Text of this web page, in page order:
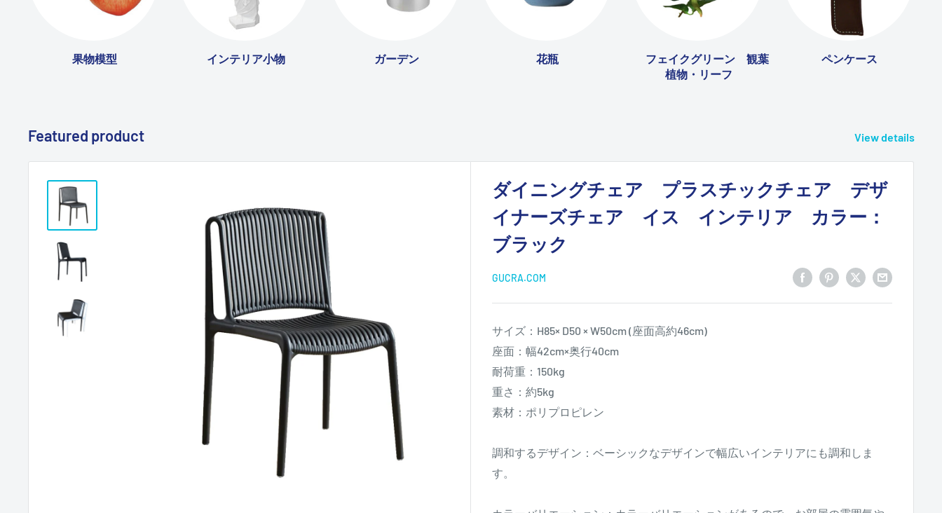
果物模型 インテリア小物 ガーデン 花瓶
フェイクグリーン 観葉
植物・リーフ
ペンケース
Featured product View details
ダイニングチェア プラスチックチェア デザ
イナーズチェア イス インテリア カラー：
ブラック
GUCRA.COM
サイズ：H85× D50 × W50cm (座面高約46cm)
座面：幅42cm×奥行40cm
耐荷重：150kg
重さ：約5kg
素材：ポリプロピレン
調和するデザイン：ベーシックなデザインで幅広いインテリアにも調和しま
す。